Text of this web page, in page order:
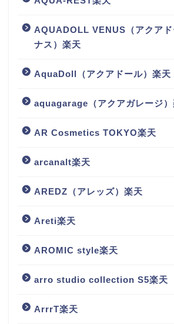
AQUADOLL VENUS（アクアド
ナス）楽天
AquaDoll（アクアドール）楽天
aquagarage（アクアガレージ）
AR Cosmetics TOKYO楽天
arcanalt楽天
AREDZ（アレッズ）楽天
Areti楽天
AROMIC style楽天
arro studio collection S5楽天
ArrrT楽天